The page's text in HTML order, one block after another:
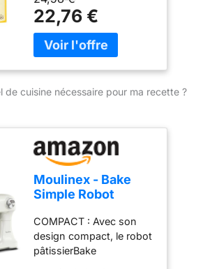
22,76 €
de cuisine nécessaire pour ma recette ?
Moulinex - Bake
Simple Robot
fouet, batteur et
crochet
COMPACT : Avec son
design compact, le robot
pâtissierBake